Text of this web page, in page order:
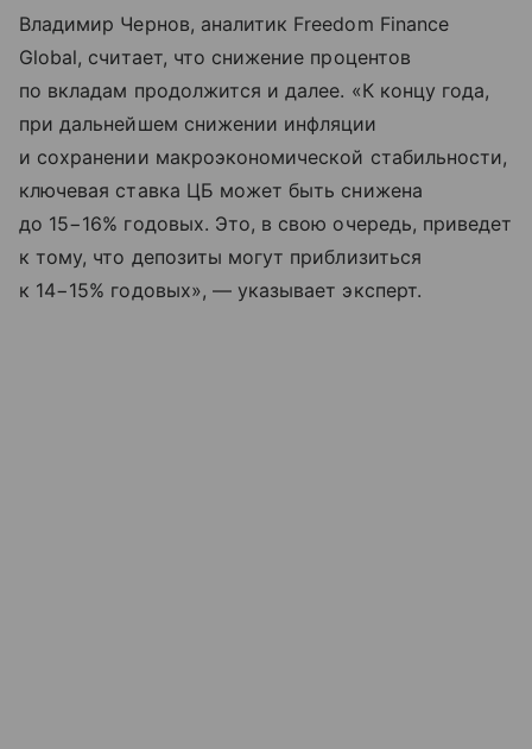
Владимир Чернов, аналитик Freedom Finance
Global, считает, что снижение процентов
по вкладам продолжится и далее. «К концу года,
при дальнейшем снижении инфляции
и сохранении макроэкономической стабильности,
ключевая ставка ЦБ может быть снижена
до 15−16% годовых. Это, в свою очередь, приведет
к тому, что депозиты могут приблизиться
к 14−15% годовых», — указывает эксперт.